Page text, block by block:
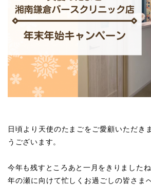
日頃より天使のたまごをご愛顧いただき
うございます。
今年も残すところあと一月をきりましたね
年の瀬に向けて忙しくお過ごしの皆さま